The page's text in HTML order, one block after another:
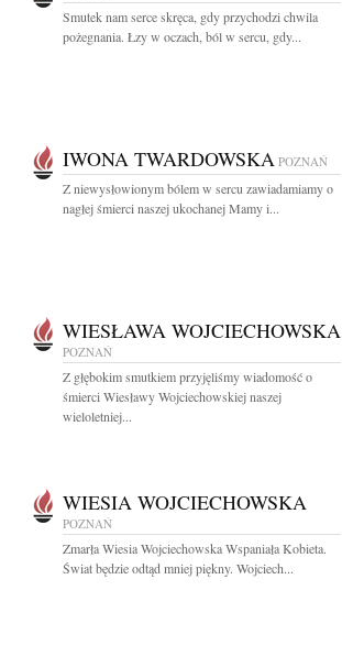
Smutek nam serce skręca, gdy przychodzi chwila
pożegnania. Łzy w oczach, ból w sercu, gdy...
IWONA TWARDOWSKA POZNAŃ
Z niewysłowionym bólem w sercu zawiadamiamy o
nagłej śmierci naszej ukochanej Mamy i...
WIESŁAWA WOJCIECHOWSKA
POZNAŃ
Z głębokim smutkiem przyjęliśmy wiadomość o
śmierci Wiesławy Wojciechowskiej naszej
wieloletniej...
WIESIA WOJCIECHOWSKA
POZNAŃ
Zmarła Wiesia Wojciechowska Wspaniała Kobieta.
Świat będzie odtąd mniej piękny. Wojciech...